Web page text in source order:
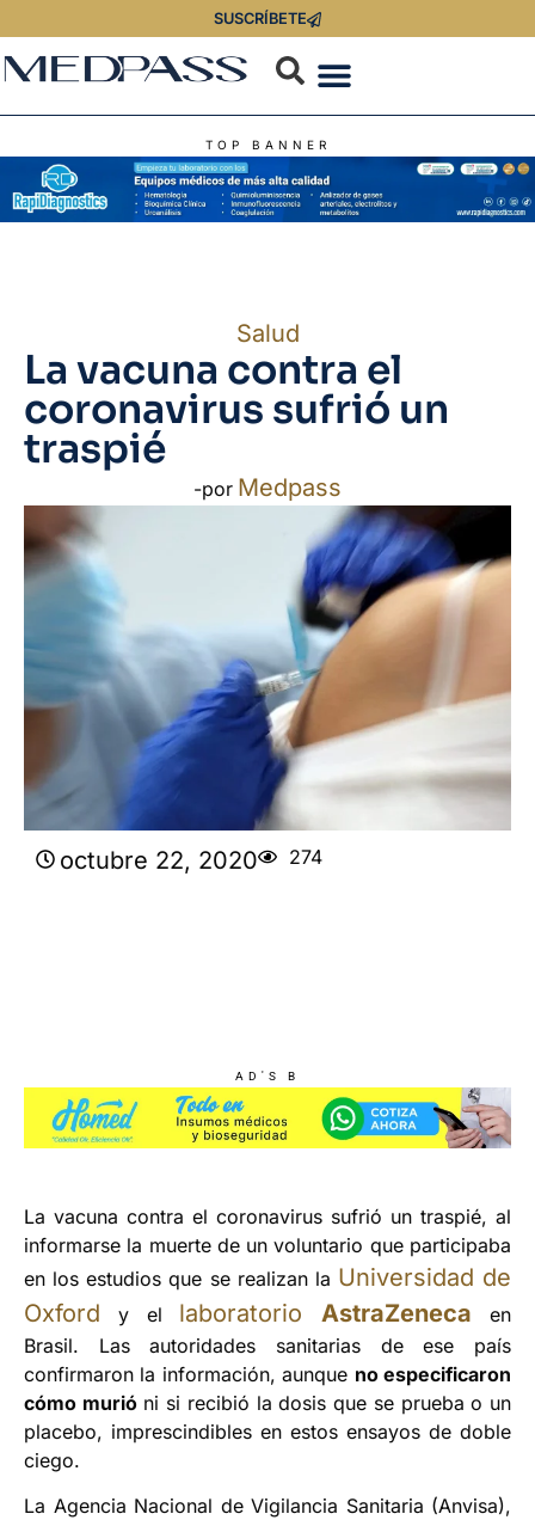
SUSCRÍBETE
TOP BANNER
Salud
La vacuna contra el
coronavirus sufrió un
traspié
-por Medpass
octubre 22, 2020 274
AD'S B
La vacuna contra el coronavirus sufrió un traspié, al
informarse la muerte de un voluntario que participaba
en los estudios que se realizan la Universidad de
Oxford y el laboratorio AstraZeneca en
Brasil. Las autoridades sanitarias de ese país
confirmaron la información, aunque no especificaron
cómo murióni si recibió la dosis que se prueba o un
placebo, imprescindibles en estos ensayos de doble
ciego.
La Agencia Nacional de Vigilancia Sanitaria (Anvisa),